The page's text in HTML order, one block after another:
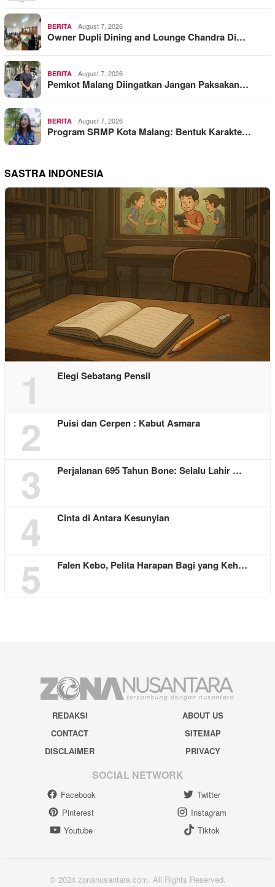
BERITA August 7, 2026
Owner Dupli Dining and Lounge Chandra Di…
BERITA August 7, 2026
Pemkot Malang Diingatkan Jangan Paksakan…
BERITA August 7, 2026
Program SRMP Kota Malang: Bentuk Karakte…
SASTRA INDONESIA
1 Elegi Sebatang Pensil
2 Puisi dan Cerpen : Kabut Asmara
3 Perjalanan 695 Tahun Bone: Selalu Lahir …
4 Cinta di Antara Kesunyian
5 Falen Kebo, Pelita Harapan Bagi yang Keh…
REDAKSI
ABOUT US
CONTACT
SITEMAP
DISCLAIMER
PRIVACY
SOCIAL NETWORK
Facebook
Twitter
Pinterest
Instagram
Youtube
Tiktok
© 2024 zonanusantara.com. All Rights Reserved.